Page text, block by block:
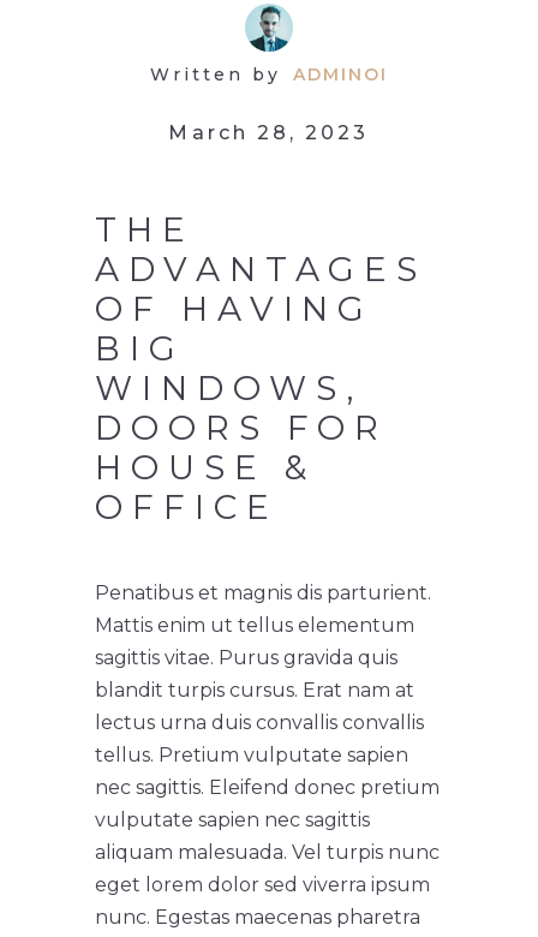
Written by ADMINOI
March 28, 2023
THE
ADVANTAGES
OF HAVING
BIG
WINDOWS,
DOORS FOR
HOUSE &
OFFICE
Penatibus et magnis dis parturient.
Mattis enim ut tellus elementum
sagittis vitae. Purus gravida quis
blandit turpis cursus. Erat nam at
lectus urna duis convallis convallis
tellus. Pretium vulputate sapien
nec sagittis. Eleifend donec pretium
vulputate sapien nec sagittis
aliquam malesuada. Vel turpis nunc
eget lorem dolor sed viverra ipsum
nunc. Egestas maecenas pharetra